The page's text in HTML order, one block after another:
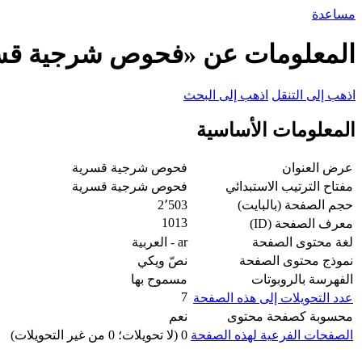
مساعدة
المعلومات عن «فحوص شرجية
اذهب إلى التنقل اذهب إلى البحث
المعلومات الأساسية
عرض العنوان
فحوص شرجية قسرية
مفتاح الترتيب الاستبدائي
فحوص شرجية قسرية
حجم الصفحة (بالبايت)
2٬503
معرف الصفحة (ID)
1013
لغة محتوى الصفحة
ar - العربية
نموذج محتوى الصفحة
نصّ ويكي
الفهرسة بالروبوتات
مسموح بها
عدد التحويلات إلى هذه الصفحة 7
محسوبة كصفحة محتوى
نعم
الصفحات الفرعية لهذه الصفحة 0 (لا تحويلات؛ 0 من غير التحويلات)